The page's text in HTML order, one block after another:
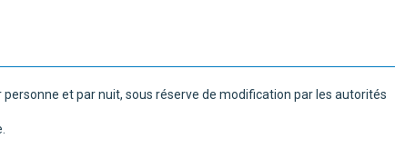
personne et par nuit, sous réserve de modification par les autorités